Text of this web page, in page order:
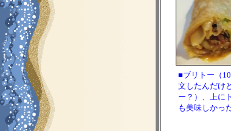
■ブリトー（
文したんだけ
ー？）、上に
も美味しかった